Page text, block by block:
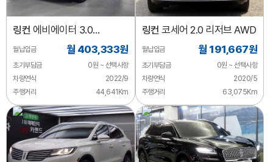
링컨 에비에이터 3.0
블랙라벨 AWD
월납입금 월 403,333원
초기부담금
0원 ~ 선택사항
차량연식
2022/9
주행거리
44,641Km
링컨 코세어 2.0 리저브 AWD
월납입금 월 191,667원
초기부담금
0원 ~ 선택사항
차량연식
2020/5
주행거리
63,075Km